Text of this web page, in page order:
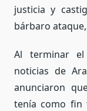
justicia y
bárbaro
Al terminar
noticias de
anunciaron
tenía como fin